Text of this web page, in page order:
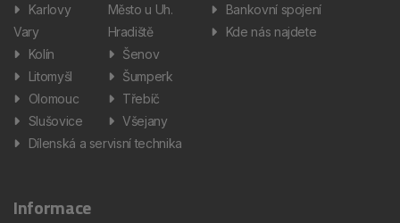
Karlovy
Vary
Kolín
Litomyšl
Olomouc
Slušovice
Město u Uh.
Hradiště
Šenov
Šumperk
Třebíč
Všejany
Dílenská a servisní technika
Bankovní spojení
Kde nás najdete
Informace